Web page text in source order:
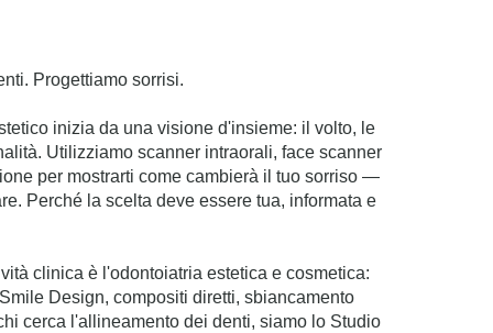
Progettiamo sorrisi.
inizia da una visione d'insieme: il volto, le
Utilizziamo scanner intraorali, face scanner
per mostrarti come cambierà il tuo sorriso —
Perché la scelta deve essere tua, informata e
clinica è l'odontoiatria estetica e cosmetica:
Design, compositi diretti, sbiancamento
cerca l'allineamento dei denti, siamo lo Studio